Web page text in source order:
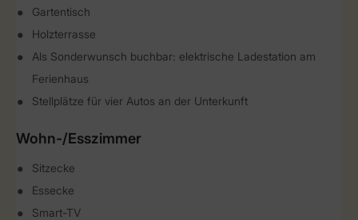
Gartentisch
Holzterrasse
Als Sonderwunsch buchbar: elektrische Ladestation am
Ferienhaus
Stellplätze für vier Autos an der Unterkunft
Wohn-/Esszimmer
Sitzecke
Essecke
Smart-TV